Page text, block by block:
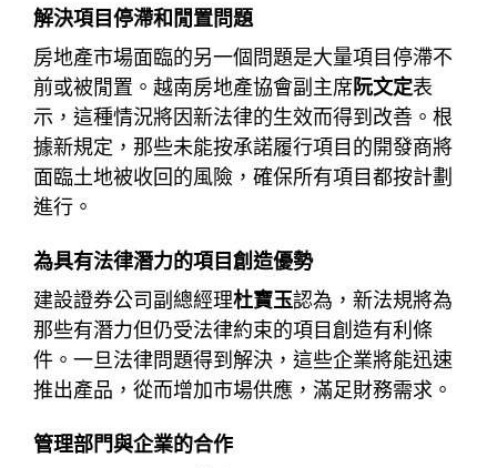
解決項目停滯和閒置問題
房地產市場面臨的另一個問題是大量項目停滯不
前或被閒置。越南房地產協會副主席阮文定表
示，這種情況將因新法律的生效而得到改善。根
據新規定，那些未能按承諾履行項目的開發商將
面臨土地被收回的風險，確保所有項目都按計劃
進行。
為具有法律潛力的項目創造優勢
建設證券公司副總經理杜寶玉認為，新法規將為
那些有潛力但仍受法律約束的項目創造有利條
件。一旦法律問題得到解決，這些企業將能迅速
推出產品，從而增加市場供應，滿足財務需求。
管理部門與企業的合作